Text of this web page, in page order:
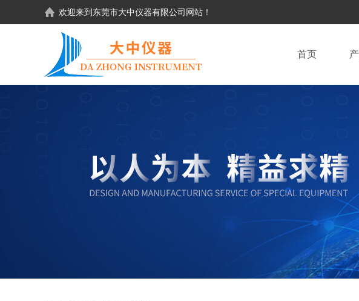
欢迎来到东莞市大中仪器有限公司网站！
首页